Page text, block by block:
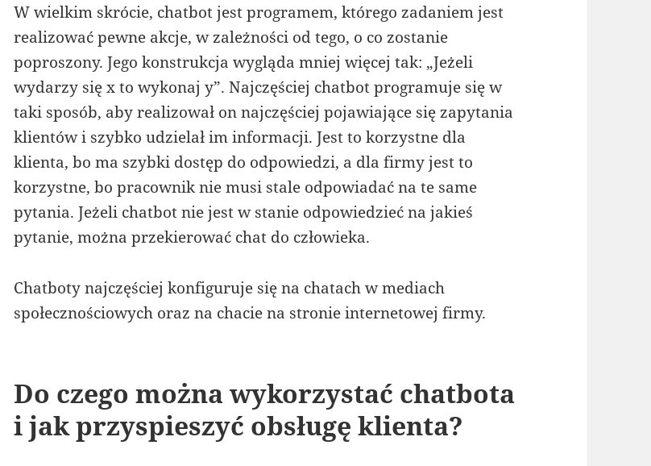
W wielkim skrócie, chatbot jest programem, którego zadaniem jest
realizować pewne akcje, w zależności od tego, o co zostanie
poproszony. Jego konstrukcja wygląda mniej więcej tak: „Jeżeli
wydarzy się x to wykonaj y”. Najczęściej chatbot programuje się w
taki sposób, aby realizował on najczęściej pojawiające się zapytania
klientów i szybko udzielał im informacji. Jest to korzystne dla
klienta, bo ma szybki dostęp do odpowiedzi, a dla firmy jest to
korzystne, bo pracownik nie musi stale odpowiadać na te same
pytania. Jeżeli chatbot nie jest w stanie odpowiedzieć na jakieś
pytanie, można przekierować chat do człowieka.
Chatboty najczęściej konfiguruje się na chatach w mediach
społecznościowych oraz na chacie na stronie internetowej firmy.
Do czego można wykorzystać chatbota
i jak przyspieszyć obsługę klienta?